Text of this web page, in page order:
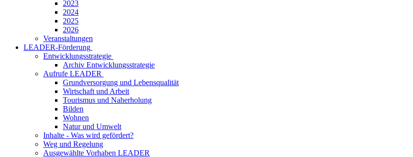
2023
2024
2025
2026
Veranstaltungen
LEADER-Förderung
Entwicklungsstrategie
Archiv Entwicklungsstrategie
Aufrufe LEADER
Grundversorgung und Lebensqualität
Wirtschaft und Arbeit
Tourismus und Naherholung
Bilden
Wohnen
Natur und Umwelt
Inhalte - Was wird gefördert?
Weg und Regelung
Ausgewählte Vorhaben LEADER